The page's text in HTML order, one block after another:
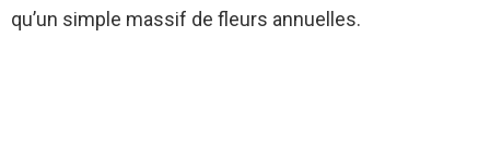
qu’un simple massif de fleurs annuelles.